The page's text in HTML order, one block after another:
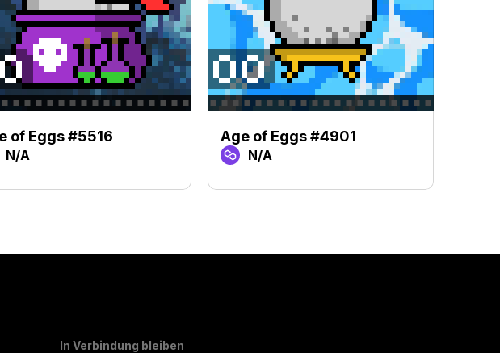
of Eggs #5516
N/A
Age of Eggs #4901
N/A
In Verbindung bleiben